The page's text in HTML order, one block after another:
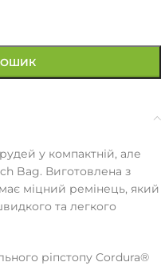
у ​​компактній, але
Bag. Виготовлена ​​з
міцний ремінець, який
та легкого
ріпстопу Cordura®